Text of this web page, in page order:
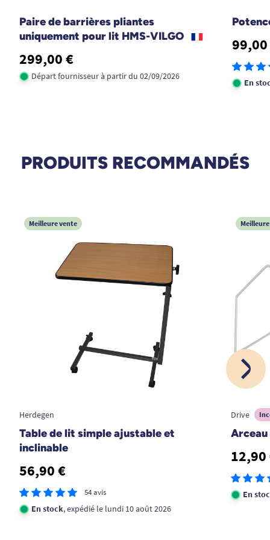
Pour le choix des coloris, vous serez contactés
par mail après le passage de la commande. Si
vous choisissez d'ajouter une potence d'angle et
des barrières de sécurité, leur coloris sera le
même que celui du châssis.
Paire de barrières pliantes
uniquement pour lit HMS-VILGO
299,00 €
Départ fournisseur à partir du 02/09/2026
En
PRODUITS RECOMMANDÉS
Meilleure vente
Herdegen
Table de lit simple ajustable et
inclinable
56,90 €
54 avis
En stock, expédié le lundi 10 août 2026
Drive
12,90
En